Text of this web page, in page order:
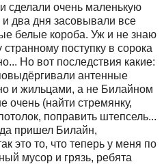
сделали очень маленькую
два дня засовывали все
белые короба. Уж и не знаю
странному поступку в сорока
Но вот последствия какие:
антенные
и жильцами, а не Билайном
очень (найти стремянку,
поправить штепсель...
пришел Билайн,
это то, что теперь у меня по
мусор и грязь, ребята